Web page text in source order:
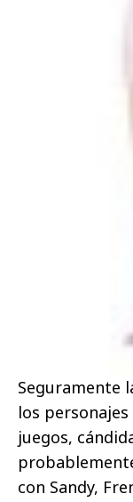
Seguramente
los
juegos,
con Sandy,